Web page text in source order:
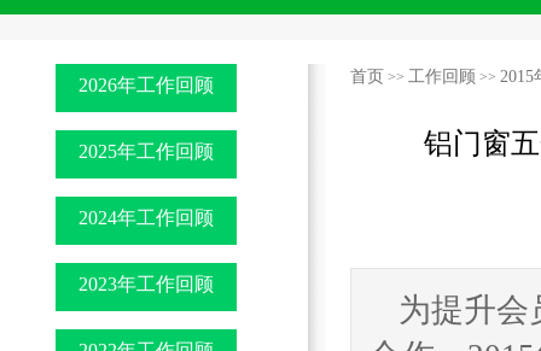
2026年工作回顾
2025年工作回顾
2024年工作回顾
2023年工作回顾
首页 >> 工作回顾 >> 2015
铝门窗
为提升会